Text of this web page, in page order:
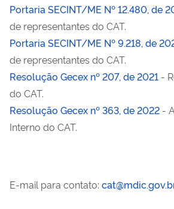
Portaria SECINT/ME Nº 12.480, de
de representantes do CAT.
Portaria SECINT/ME Nº 9.218, de
de representantes do CAT.
Resolução Gecex nº 207, de 2021 -
do CAT.
Resolução Gecex nº 363, de 2022 -
Interno do CAT.
E-mail para contato: